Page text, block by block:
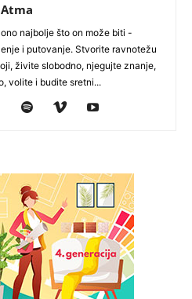
Atma
najbolje što on može biti -
i putovanje. Stvorite ravnotežu
živite slobodno, njegujte znanje,
volite i budite sretni...